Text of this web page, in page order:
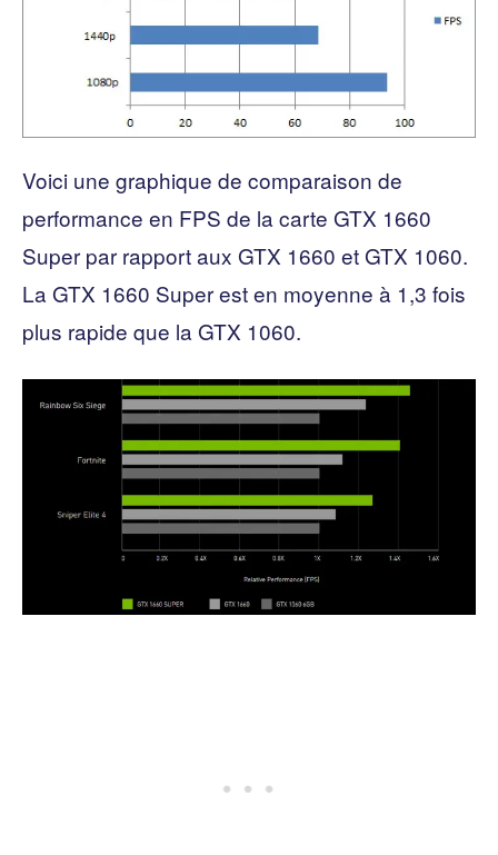
Voici une graphique de comparaison de
performance en FPS de la carte GTX 1660
Super par rapport aux GTX 1660 et GTX 1060.
La GTX 1660 Super est en moyenne à 1,3 fois
plus rapide que la GTX 1060.